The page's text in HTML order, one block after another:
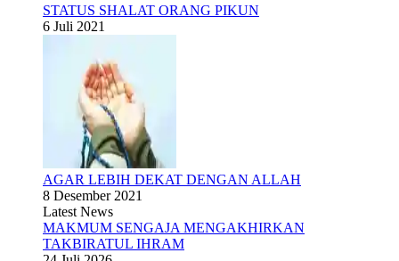
STATUS SHALAT ORANG PIKUN
6 Juli 2021
AGAR LEBIH DEKAT DENGAN ALLAH
8 Desember 2021
Latest News
MAKMUM SENGAJA MENGAKHIRKAN
TAKBIRATUL IHRAM